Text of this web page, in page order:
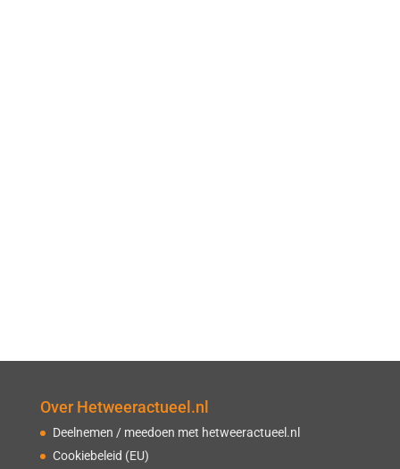
Over Hetweeractueel.nl
Deelnemen / meedoen met hetweeractueel.nl
Cookiebeleid (EU)